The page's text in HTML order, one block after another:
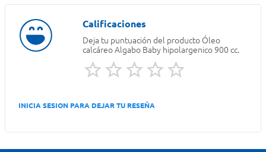
Deja tu puntuación del producto Óleo
calcáreo Algabo Baby hipolargenico 900 cc.
INICIA SESION PARA DEJAR TU RESEÑA